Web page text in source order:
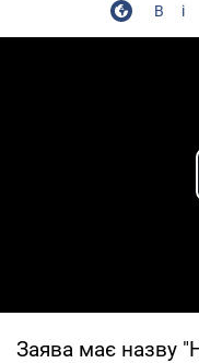
Заява має назву